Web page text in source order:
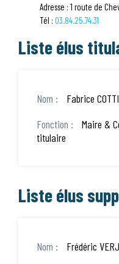
Adresse : 1 route de
Tél : 03.84.25.74.31
Liste élus
Fabrice
Maire &
titulaire
Liste élus
Frédéric